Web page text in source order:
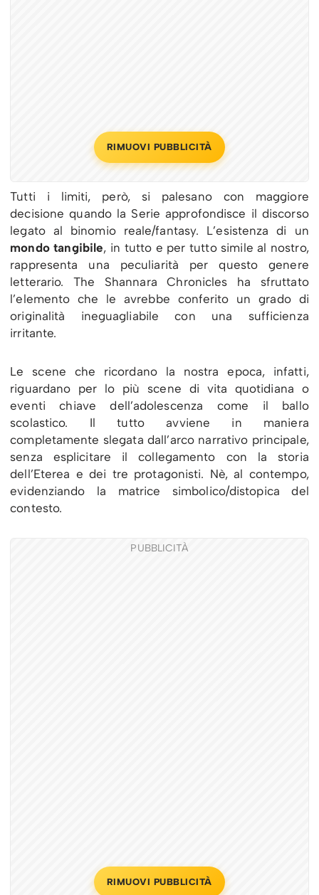
RIMUOVI PUBBLICITÀ
Tutti i limiti, però, si palesano con maggiore
decisione quando la Serie approfondisce il discorso
legato al binomio reale/fantasy. L’esistenza di un
mondo tangibile, in tutto e per tutto simile al nostro,
rappresenta una peculiarità per questo genere
letterario. The Shannara Chronicles ha sfruttato
l’elemento che le avrebbe conferito un grado di
originalità ineguagliabile con una sufficienza
irritante.
Le scene che ricordano la nostra epoca, infatti,
riguardano per lo più scene di vita quotidiana o
eventi chiave dell’adolescenza come il ballo
scolastico. Il tutto avviene in maniera
completamente slegata dall’arco narrativo principale,
senza esplicitare il collegamento con la storia
dell’Eterea e dei tre protagonisti. Nè, al contempo,
evidenziando la matrice simbolico/distopica del
contesto.
PUBBLICITÀ
RIMUOVI PUBBLICITÀ